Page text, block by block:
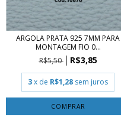
ARGOLA PRATA 925 7MM PARA
MONTAGEM FIO 0...
R$5,50
R$3,85
3x de R$1,28 sem juros
COMPRAR